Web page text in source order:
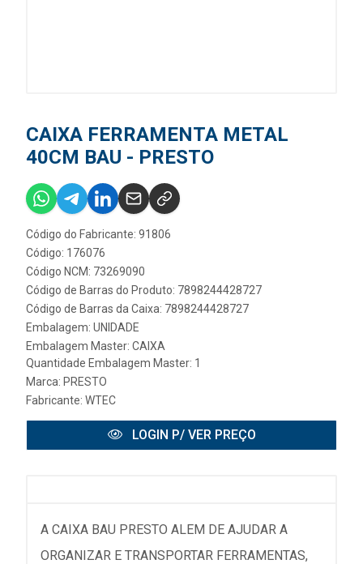
CAIXA FERRAMENTA METAL
40CM BAU - PRESTO
Código do Fabricante: 91806
Código: 176076
Código NCM: 73269090
Código de Barras do Produto: 7898244428727
Código de Barras da Caixa: 7898244428727
Embalagem: UNIDADE
Embalagem Master: CAIXA
Quantidade Embalagem Master: 1
Marca: PRESTO
Fabricante: WTEC
LOGIN P/ VER PREÇO
A CAIXA BAU PRESTO ALEM DE AJUDAR A
ORGANIZAR E TRANSPORTAR FERRAMENTAS,